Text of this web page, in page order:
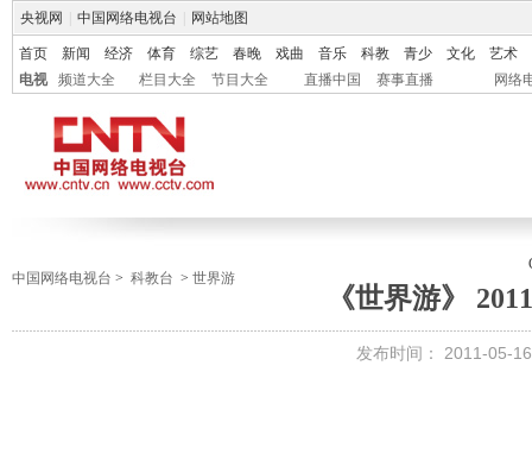
央视网 中国网络电视台 网站地图
首页 新闻 经济 体育 综艺 春晚 戏曲 音乐 科教 青少 文化
艺术
电视
频道大全 栏目大全 节目大全 直播中国 赛事直播 网络
中国网络电视台 > 科教台 > 世界游
《世界游》
发布时间： 2011-05-